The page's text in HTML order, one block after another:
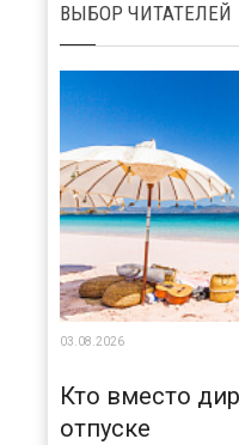
ВЫБОР ЧИТАТЕЛЕЙ
03.08.2026
Кто вместо
отпуске